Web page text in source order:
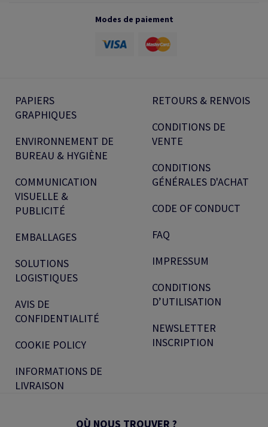
Modes de paiement
PAPIERS
GRAPHIQUES
ENVIRONNEMENT DE
BUREAU & HYGIÈNE
COMMUNICATION
VISUELLE &
PUBLICITÉ
EMBALLAGES
SOLUTIONS
LOGISTIQUES
AVIS DE
CONFIDENTIALITÉ
COOKIE POLICY
INFORMATIONS DE
LIVRAISON
RETOURS & RENVOIS
CONDITIONS DE
VENTE
CONDITIONS
GÉNÉRALES D'ACHAT
CODE OF CONDUCT
FAQ
IMPRESSUM
CONDITIONS
D’UTILISATION
NEWSLETTER
INSCRIPTION
OÙ NOUS TROUVER ?